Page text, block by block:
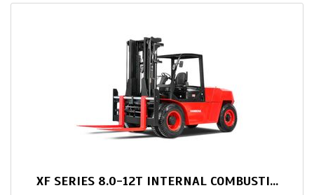
XF SERIES 8.0-12T INTERNAL COMBUSTION COUNTERBALANCED